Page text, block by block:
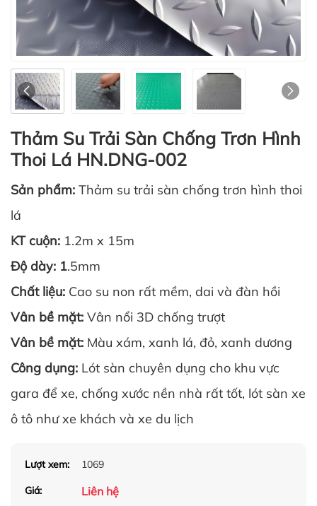
Thảm Su Trải Sàn Chống Trơn Hình
Thoi Lá HN.DNG-002
Sản phẩm: Thảm su trải sàn chống trơn hình thoi
lá
KT cuộn: 1.2m x 15m
Độ dày: 1.5mm
Chất liệu: Cao su non rất mềm, dai và đàn hồi
Vân bề mặt: Vân nổi 3D chống trượt
Vân bề mặt: Màu xám, xanh lá, đỏ, xanh dương
Công dụng: Lót sàn chuyên dụng cho khu vực
gara để xe, chống xước nền nhà rất tốt, lót sàn xe
ô tô như xe khách và xe du lịch
Lượt xem: 1069
Giá: Liên hệ